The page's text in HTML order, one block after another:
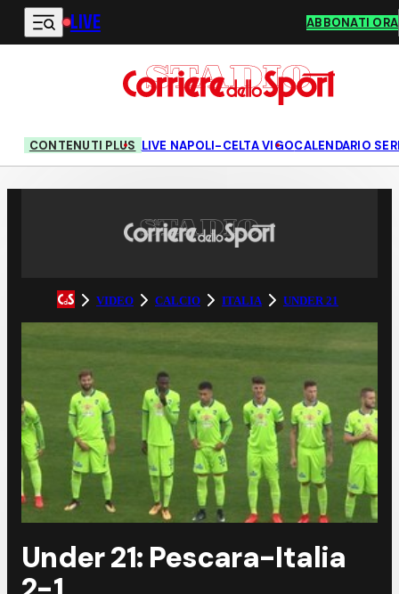
Vai al contenuto principale
LIVE ABBONATI ORA
CONTENUTI PLUS LIVE NAPOLI-CELTA VIGOCALENDARIO
VIDEO CALCIO ITALIA UNDER 21
Under 21: Pescara-Italia